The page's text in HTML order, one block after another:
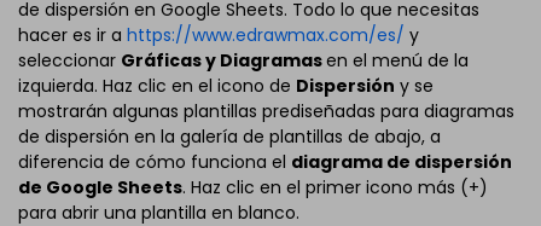
de dispersión en Google Sheets. Todo lo que necesitas
hacer es ir a https://www.edrawmax.com/es/ y
seleccionar Gráficas y Diagramasen el menú de la
izquierda. Haz clic en el icono de Dispersión y se
mostrarán algunas plantillas prediseñadas para diagramas
de dispersión en la galería de plantillas de abajo, a
diferencia de cómo funciona el diagrama de dispersión
de Google Sheets. Haz clic en el primer icono más (+)
para abrir una plantilla en blanco.